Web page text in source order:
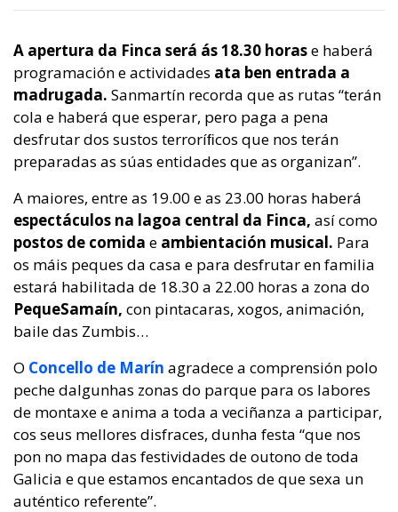
A apertura da Finca será ás 18.30 horase haberá
programación e actividades ata ben entrada a
madrugada. Sanmartín recorda que as rutas “terán
cola e haberá que esperar, pero paga a pena
desfrutar dos sustos terroríﬁcos que nos terán
preparadas as súas entidades que as organizan”.
A maiores, entre as 19.00 e as 23.00 horas haberá
espectáculos na lagoa central da Finca, así como
postos de comida e ambientación musical. Para
os máis peques da casa e para desfrutar en familia
estará habilitada de 18.30 a 22.00 horas a zona do
PequeSamaín, con pintacaras, xogos, animación,
baile das Zumbis…
O Concello de Marín agradece a comprensión polo
peche dalgunhas zonas do parque para os labores
de montaxe e anima a toda a veciñanza a participar,
cos seus mellores disfraces, dunha festa “que nos
pon no mapa das festividades de outono de toda
Galicia e que estamos encantados de que sexa un
auténtico referente”.